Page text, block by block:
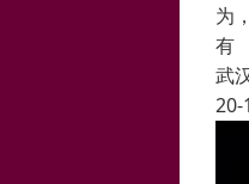
为
有
武
20-